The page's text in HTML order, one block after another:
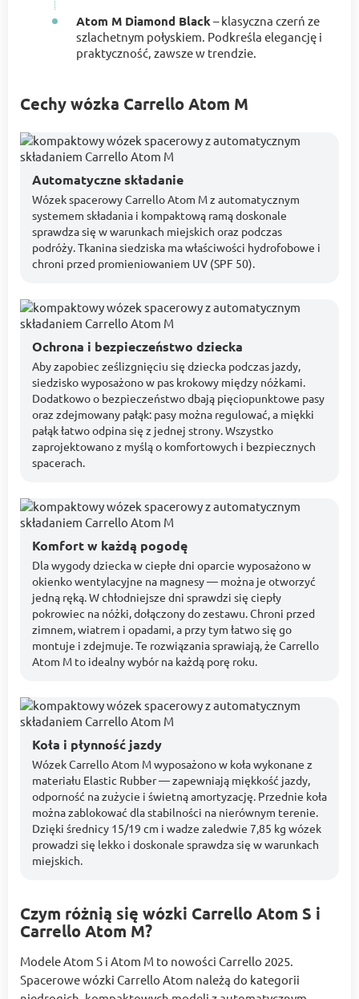
Atom M Diamond Black – klasyczna czerń ze
szlachetnym połyskiem. Podkreśla elegancję i
praktyczność, zawsze w trendzie.
Cechy wózka Carrello Atom M
Automatyczne składanie
Wózek spacerowy Carrello Atom M z automatycznym
systemem składania i kompaktową ramą doskonale
sprawdza się w warunkach miejskich oraz podczas
podróży. Tkanina siedziska ma właściwości hydrofobowe i
chroni przed promieniowaniem UV (SPF 50).
Ochrona i bezpieczeństwo dziecka
Aby zapobiec ześlizgnięciu się dziecka podczas jazdy,
siedzisko wyposażono w pas krokowy między nóżkami.
Dodatkowo o bezpieczeństwo dbają pięciopunktowe pasy
oraz zdejmowany pałąk: pasy można regulować, a miękki
pałąk łatwo odpina się z jednej strony. Wszystko
zaprojektowano z myślą o komfortowych i bezpiecznych
spacerach.
Komfort w każdą pogodę
Dla wygody dziecka w ciepłe dni oparcie wyposażono w
okienko wentylacyjne na magnesy — można je otworzyć
jedną ręką. W chłodniejsze dni sprawdzi się ciepły
pokrowiec na nóżki, dołączony do zestawu. Chroni przed
zimnem, wiatrem i opadami, a przy tym łatwo się go
montuje i zdejmuje. Te rozwiązania sprawiają, że Carrello
Atom M to idealny wybór na każdą porę roku.
Koła i płynność jazdy
Wózek Carrello Atom M wyposażono w koła wykonane z
materiału Elastic Rubber — zapewniają miękkość jazdy,
odporność na zużycie i świetną amortyzację. Przednie koła
można zablokować dla stabilności na nierównym terenie.
Dzięki średnicy 15/19 cm i wadze zaledwie 7,85 kg wózek
prowadzi się lekko i doskonale sprawdza się w warunkach
miejskich.
Czym różnią się wózki Carrello Atom S i
Carrello Atom M?
Modele Atom S i Atom M to nowości Carrello 2025.
Spacerowe wózki Carrello Atom należą do kategorii